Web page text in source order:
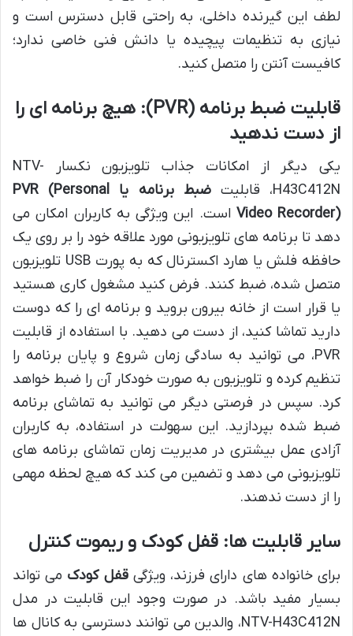
لطف این گیرنده داخلی، به راحتی قابل دسترس است و
نیازی به تنظیمات پیچیده یا دانش فنی خاصی ندارد؛
کافیست آنتن را متصل کنید.
قابلیت ضبط برنامه (PVR): هیچ برنامه ای را
از دست ندهید
یکی دیگر از امکانات جذاب تلویزیون نکسار NTV-
H43C412N، قابلیت
ضبط برنامه یا PVR (Personal
Video Recorder) است. این ویژگی به کاربران امکان می
دهد تا برنامه های تلویزیونی مورد علاقه خود را بر روی یک
حافظه فلش یا هارد اکسترنال که به پورت USB تلویزیون
متصل شده، ضبط کنند. فرض کنید مشغول کاری هستید
یا قرار است از خانه بیرون بروید و برنامه ای را که دوست
دارید تماشا کنید، از دست می دهید. با استفاده از قابلیت
PVR، می توانید به سادگی زمان شروع و پایان برنامه را
تنظیم کرده و تلویزیون به صورت خودکار آن را ضبط خواهد
کرد. سپس در فرصتی دیگر می توانید به تماشای برنامه
ضبط شده بپردازید. این سهولت در استفاده، به کاربران
آزادی عمل بیشتری در مدیریت زمان تماشای برنامه های
تلویزیونی می دهد و تضمین می کند که هیچ لحظه مهمی
را از دست ندهند.
سایر قابلیت ها: قفل کودک و ریموت کنترل
برای خانواده های دارای فرزند، ویژگیقفل کودک می تواند
بسیار مفید باشد. در صورت وجود این قابلیت در مدل
NTV-H43C412N، والدین می توانند دسترسی به کانال ها